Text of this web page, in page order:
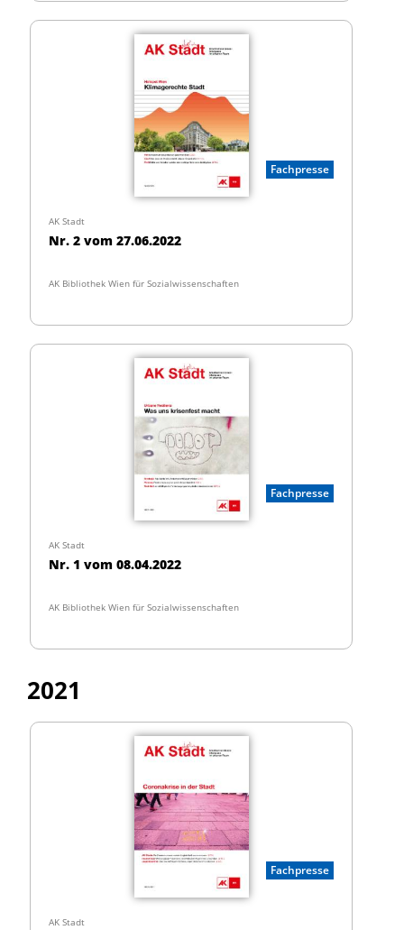
Fachpresse
AK Stadt
Nr. 2 vom 27.06.2022
AK Bibliothek Wien für Sozialwissenschaften
Fachpresse
AK Stadt
Nr. 1 vom 08.04.2022
AK Bibliothek Wien für Sozialwissenschaften
2021
Fachpresse
AK Stadt